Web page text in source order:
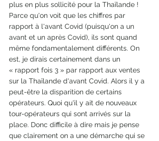
plus en plus sollicité pour la Thaïlande !
Parce qu'on voit que les chiffres par
rapport à l'avant Covid (puisqu'on a un
avant et un après Covid), ils sont quand
même fondamentalement différents. On
est, je dirais certainement dans un
« rapport fois 3 » par rapport aux ventes
sur la Thaïlande d'avant Covid. Alors il y a
peut-être la disparition de certains
opérateurs. Quoi qu'il y ait de nouveaux
tour-opérateurs qui sont arrivés sur la
place. Donc difficile à dire mais je pense
que clairement on a une démarche qui se